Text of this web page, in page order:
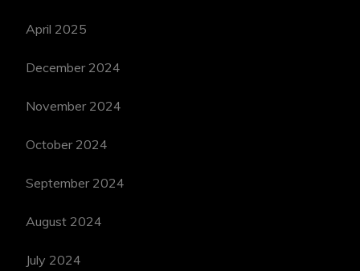
April 2025
December 2024
November 2024
October 2024
September 2024
August 2024
July 2024